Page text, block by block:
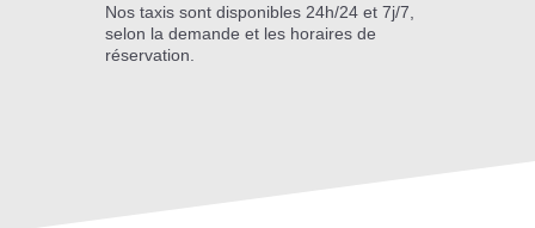
Nos taxis sont disponibles 24h/24 et 7j/7,
selon la demande et les horaires de
réservation.